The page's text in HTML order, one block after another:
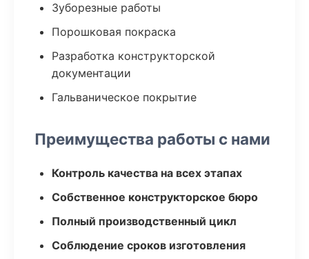
Зуборезные работы
Порошковая покраска
Разработка конструкторской
документации
Гальваническое покрытие
Преимущества работы с нами
Контроль качества на всех этапах
Собственное конструкторское бюро
Полный производственный цикл
Соблюдение сроков изготовления